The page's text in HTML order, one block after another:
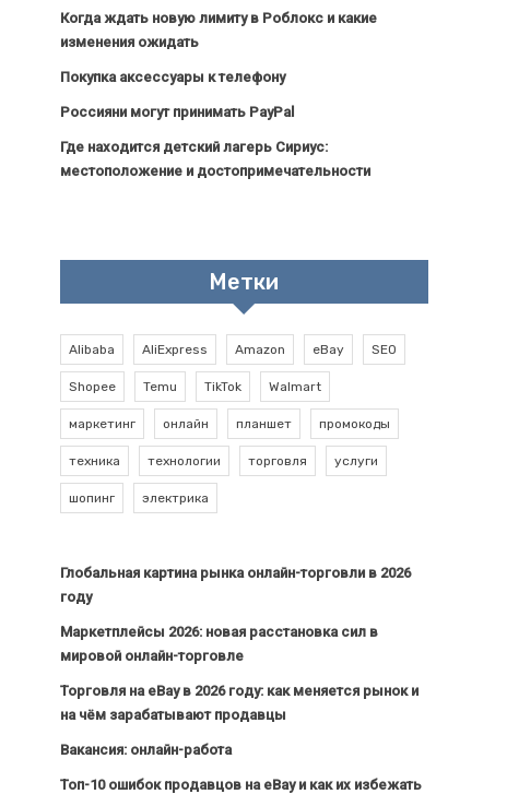
Когда ждать новую лимиту в Роблокс и какие
изменения ожидать
Покупка аксессуары к телефону
Россияни могут принимать PayPal
Где находится детский лагерь Сириус:
местоположение и достопримечательности
Метки
Alibaba AliExpress Amazon eBay SEO
Shopee Temu TikTok Walmart
маркетинг онлайн планшет промокоды
техника технологии торговля услуги
шопинг электрика
Глобальная картина рынка онлайн-торговли в 2026
году
Маркетплейсы 2026: новая расстановка сил в
мировой онлайн-торговле
Торговля на eBay в 2026 году: как меняется рынок и
на чём зарабатывают продавцы
Вакансия: онлайн-работа
Топ-10 ошибок продавцов на eBay и как их избежать